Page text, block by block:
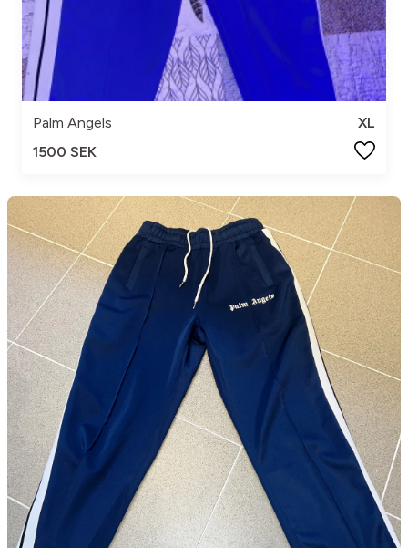
Palm Angels
XL
1500 SEK